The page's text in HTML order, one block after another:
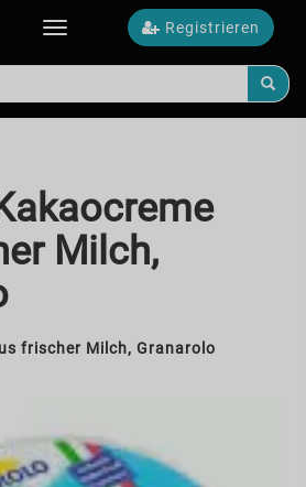
Registrieren
Toggle
Milch,
frischer Milch, Granarolo